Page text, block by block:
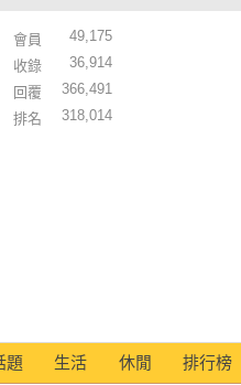
會員
49,175
收錄
36,914
回覆
366,491
排名
318,014
題 生活 休閒 排行榜